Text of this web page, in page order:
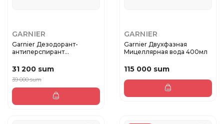
GARNIER
Garnier Дезодорант-
антиперспирант
31 200 sum
39 000 sum
GARNIER
Garnier Двухфазная
Мицеллярная вода 400мл
115 000 sum